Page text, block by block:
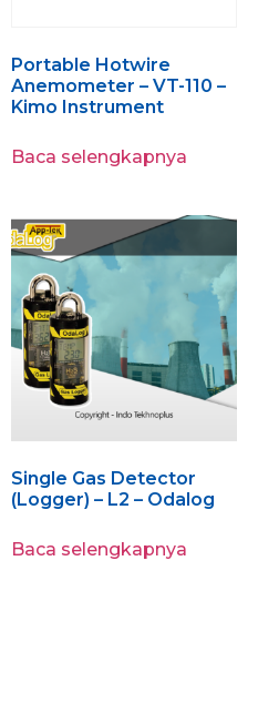
Portable Hotwire
Anemometer – VT-110 –
Kimo Instrument
Baca selengkapnya
Single Gas Detector
(Logger) – L2 – Odalog
Baca selengkapnya